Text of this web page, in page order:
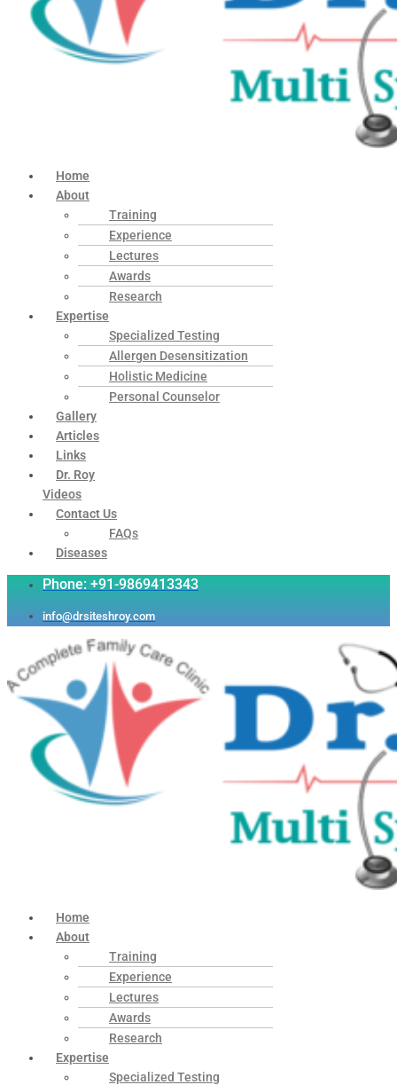
Home
About
Training
Experience
Lectures
Awards
Research
Expertise
Specialized Testing
Allergen Desensitization
Holistic Medicine
Personal Counselor
Gallery
Articles
Links
Dr. Roy
Videos
Contact Us
FAQs
Diseases
Phone: +91-9869413343
info@drsiteshroy.com
Home
About
Training
Experience
Lectures
Awards
Research
Expertise
Specialized Testing